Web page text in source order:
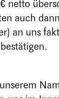
netto
auch
an uns